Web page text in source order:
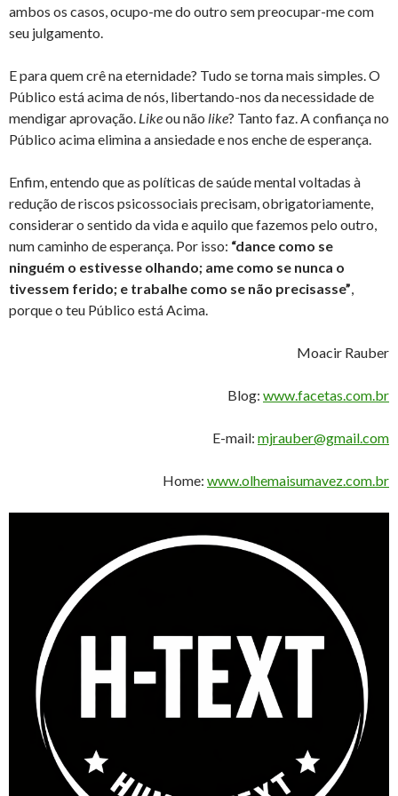
ambos os casos, ocupo-me do outro sem preocupar-me com
seu julgamento.
E para quem crê na eternidade? Tudo se torna mais simples. O
Público está acima de nós, libertando-nos da necessidade de
mendigar aprovação. Likeou não like? Tanto faz. A confiança no
Público acima elimina a ansiedade e nos enche de esperança.
Enfim, entendo que as políticas de saúde mental voltadas à
redução de riscos psicossociais precisam, obrigatoriamente,
considerar o sentido da vida e aquilo que fazemos pelo outro,
num caminho de esperança. Por isso: “dance como se
ninguém o estivesse olhando; ame como se nunca o
tivessem ferido; e trabalhe como se não precisasse”,
porque o teu Público está Acima.
Moacir Rauber
Blog: www.facetas.com.br
E-mail: mjrauber@gmail.com
Home: www.olhemaisumavez.com.br